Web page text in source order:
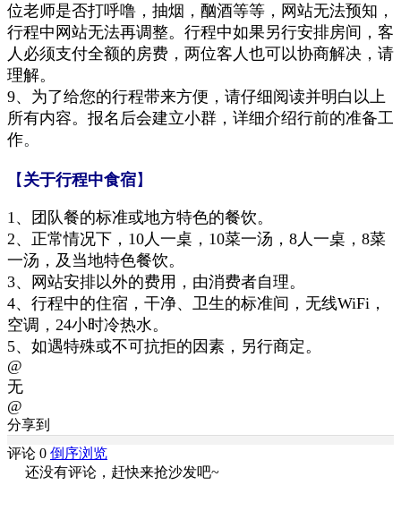
位老师是否打呼噜，抽烟，酗酒等等，网站无法预知，
行程中网站无法再调整。行程中如果另行安排房间， 客
人必须支付全额的房费，两位客人也可以协商解决， 请
理解。
9、 为了给您的行程带来方便，请仔细阅读并明白以上
所有内容。 报名后会建立小群，详细介绍行前的准备工
作。
【 关于行程中食宿】
1、 团队餐的标准或地方特色的餐饮。
2、正常情况下，10人一桌，10菜一汤，8人一桌，8菜
一汤 ，及当地特色餐饮。
3、网站安排以外的费用 ， 由消费者自理。
4、行程中的住宿 ，干净、 卫生的标准间 ， 无线WiFi ，
空调，24小时冷热水。
5、如遇特殊或不可抗拒的因素，另行商定。
@
无
@
分享到
评论 0 倒序浏览
还没有评论，赶快来抢沙发吧~